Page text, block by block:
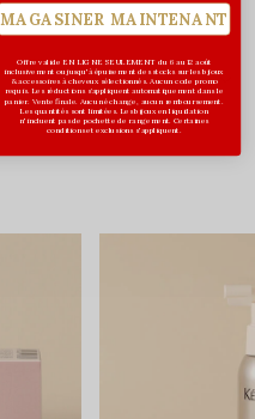
MAGASINER MAINTENANT
Offre valide EN LIGNE SEULEMENT du 6 au 12 août
inclusivement ou jusqu'à épuisement des stocks sur les bijoux
& accessoires à cheveux sélectionnés. Aucun code promo
requis. Les réductions s’appliquent automatiquement dans le
panier. Vente finale. Aucun échange, aucun remboursement.
Les quantités sont limitées. Les bijoux en liquidation
n'incluent pas de pochette de rangement. Certaines
conditions et exclusions s'appliquent.